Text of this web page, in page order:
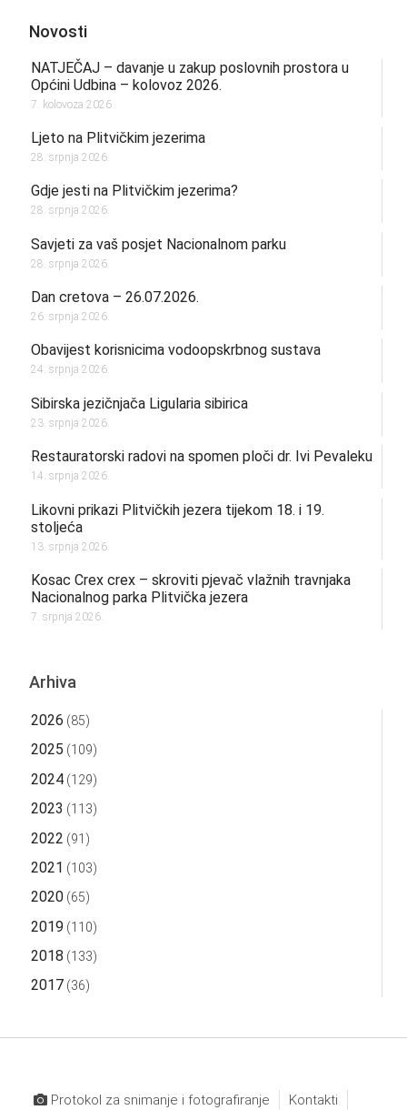
Novosti
NATJEČAJ – davanje u zakup poslovnih prostora u
Općini Udbina – kolovoz 2026.
7. kolovoza 2026.
Ljeto na Plitvičkim jezerima
28. srpnja 2026.
Gdje jesti na Plitvičkim jezerima?
28. srpnja 2026.
Savjeti za vaš posjet Nacionalnom parku
28. srpnja 2026.
Dan cretova – 26.07.2026.
26. srpnja 2026.
Obavijest korisnicima vodoopskrbnog sustava
24. srpnja 2026.
Sibirska jezičnjača Ligularia sibirica
23. srpnja 2026.
Restauratorski radovi na spomen ploči dr. Ivi Pevaleku
14. srpnja 2026.
Likovni prikazi Plitvičkih jezera tijekom 18. i 19.
stoljeća
13. srpnja 2026.
Kosac Crex crex – skroviti pjevač vlažnih travnjaka
Nacionalnog parka Plitvička jezera
7. srpnja 2026.
Arhiva
2026 (85)
2025 (109)
2024(129)
2023 (113)
2022 (91)
2021 (103)
2020(65)
2019 (110)
2018 (133)
2017(36)
Protokol za snimanje i fotografiranje
Kontakti